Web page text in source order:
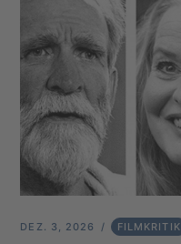
DEZ. 3, 2026 FILMKRITIK